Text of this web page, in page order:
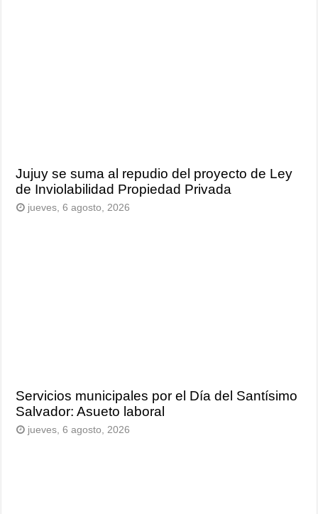
Jujuy se suma al repudio del proyecto de Ley
de Inviolabilidad Propiedad Privada
jueves, 6 agosto, 2026
Servicios municipales por el Día del Santísimo
Salvador: Asueto laboral
jueves, 6 agosto, 2026